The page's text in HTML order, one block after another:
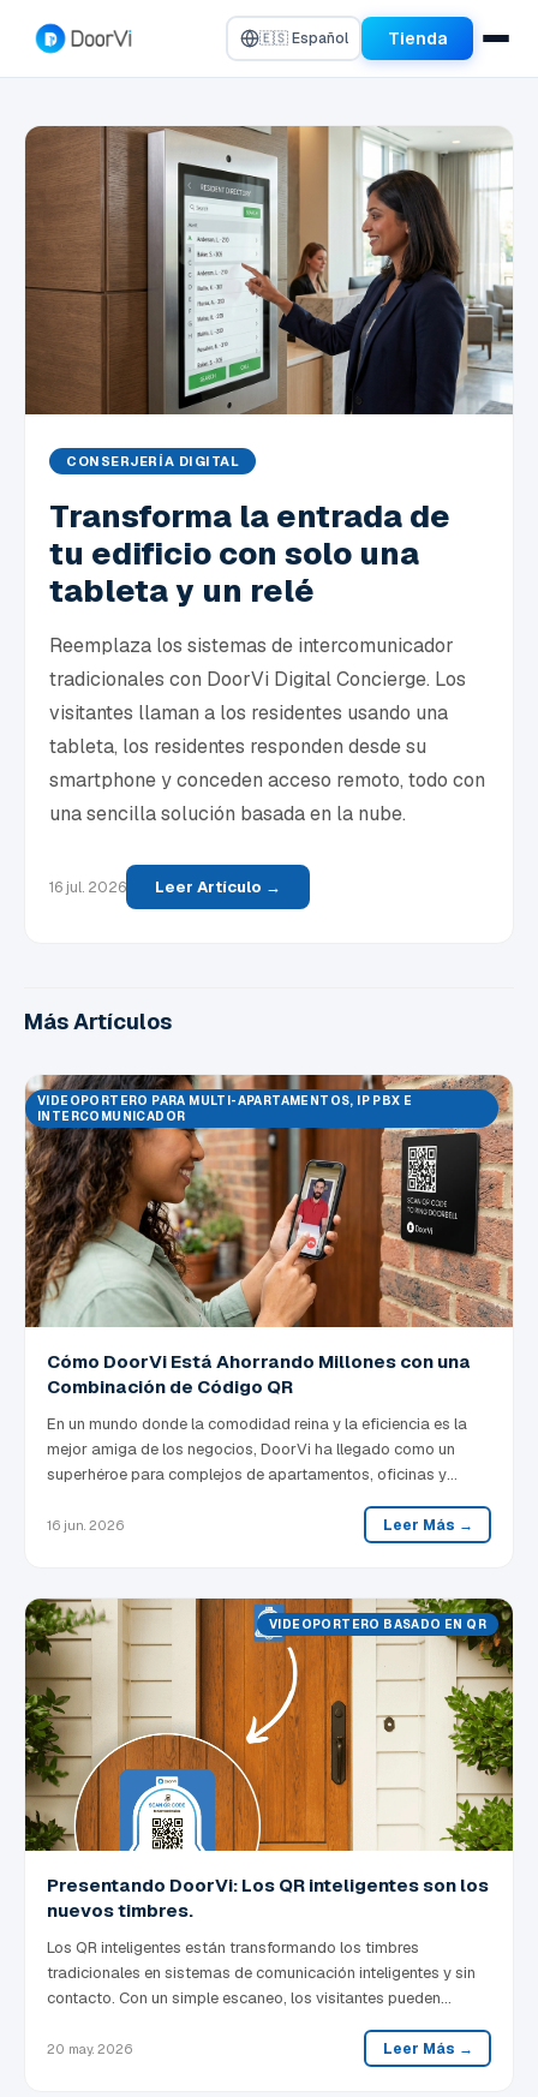
🇪🇸 Español Tienda
CONSERJERÍA DIGITAL
Transforma la entrada de
tu edificio con solo una
tableta y un relé
Reemplaza los sistemas de intercomunicador
tradicionales con DoorVi Digital Concierge. Los
visitantes llaman a los residentes usando una
tableta, los residentes responden desde su
smartphone y conceden acceso remoto, todo con
una sencilla solución basada en la nube.
16 jul. 2026 Leer Artículo →
Más Artículos
VIDEOPORTERO PARA MULTI-APARTAMENTOS, IP PBX E
INTERCOMUNICADOR
Cómo DoorVi Está Ahorrando Millones con una
Combinación de Código QR
En un mundo donde la comodidad reina y la eficiencia es la
mejor amiga de los negocios, DoorVi ha llegado como un
superhéroe para complejos de apartamentos, oficinas y
llamativa, DoorVi viene equipado con un código QR que puede
ahorrar millones de dólares. Sí, lo has escuchado bien — ¡un
16 jun. 2026 Leer Más →
VIDEOPORTERO BASADO EN QR
Presentando DoorVi: Los QR inteligentes son los
nuevos timbres.
Los QR inteligentes están transformando los timbres
tradicionales en sistemas de comunicación inteligentes y sin
contacto. Con un simple escaneo, los visitantes pueden
llamadas de audio o video — haciendo el acceso al hogar
20 may. 2026 Leer Más →